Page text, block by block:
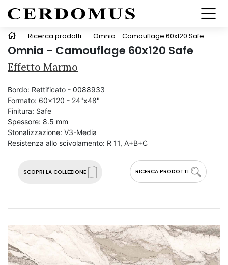
- Ricerca prodotti - Omnia - Camouflage 60x120 Safe
Omnia - Camouflage 60x120 Safe
Effetto Marmo
SCOPRI LA COLLEZIONE RICERCA PRODOTTI
Bordo: Rettificato - 0088933
Formato: 60x120 - 24"x48"
Finitura: Safe
Spessore: 8.5 mm
Stonalizzazione: V3-Media
Resistenza allo scivolamento: R 11, A+B+C